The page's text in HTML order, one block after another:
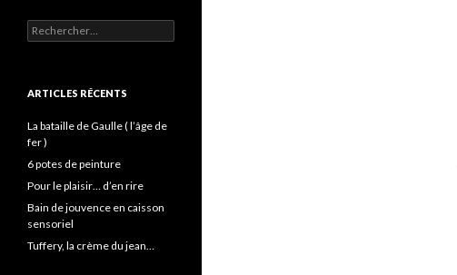
Rechercher :
ARTICLES RÉCENTS
La bataille de Gaulle ( l’âge de
fer )
6 potes de peinture
Pour le plaisir… d’en rire
Bain de jouvence en caisson
sensoriel
Tuffery, la crème du jean…